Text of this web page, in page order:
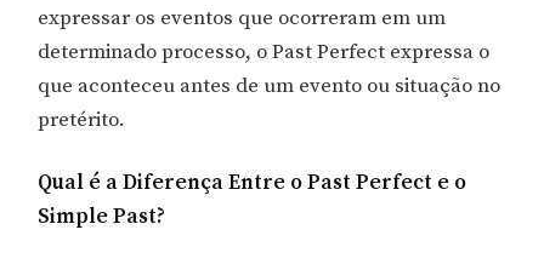
expressar os eventos que ocorreram em um
determinado processo, o Past Perfect expressa o
que aconteceu antes de um evento ou situação no
pretérito.
Qual é a Diferença Entre o Past Perfect e o
Simple Past?